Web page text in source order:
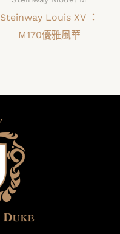
Steinway Louis XV ：
M170優雅風華